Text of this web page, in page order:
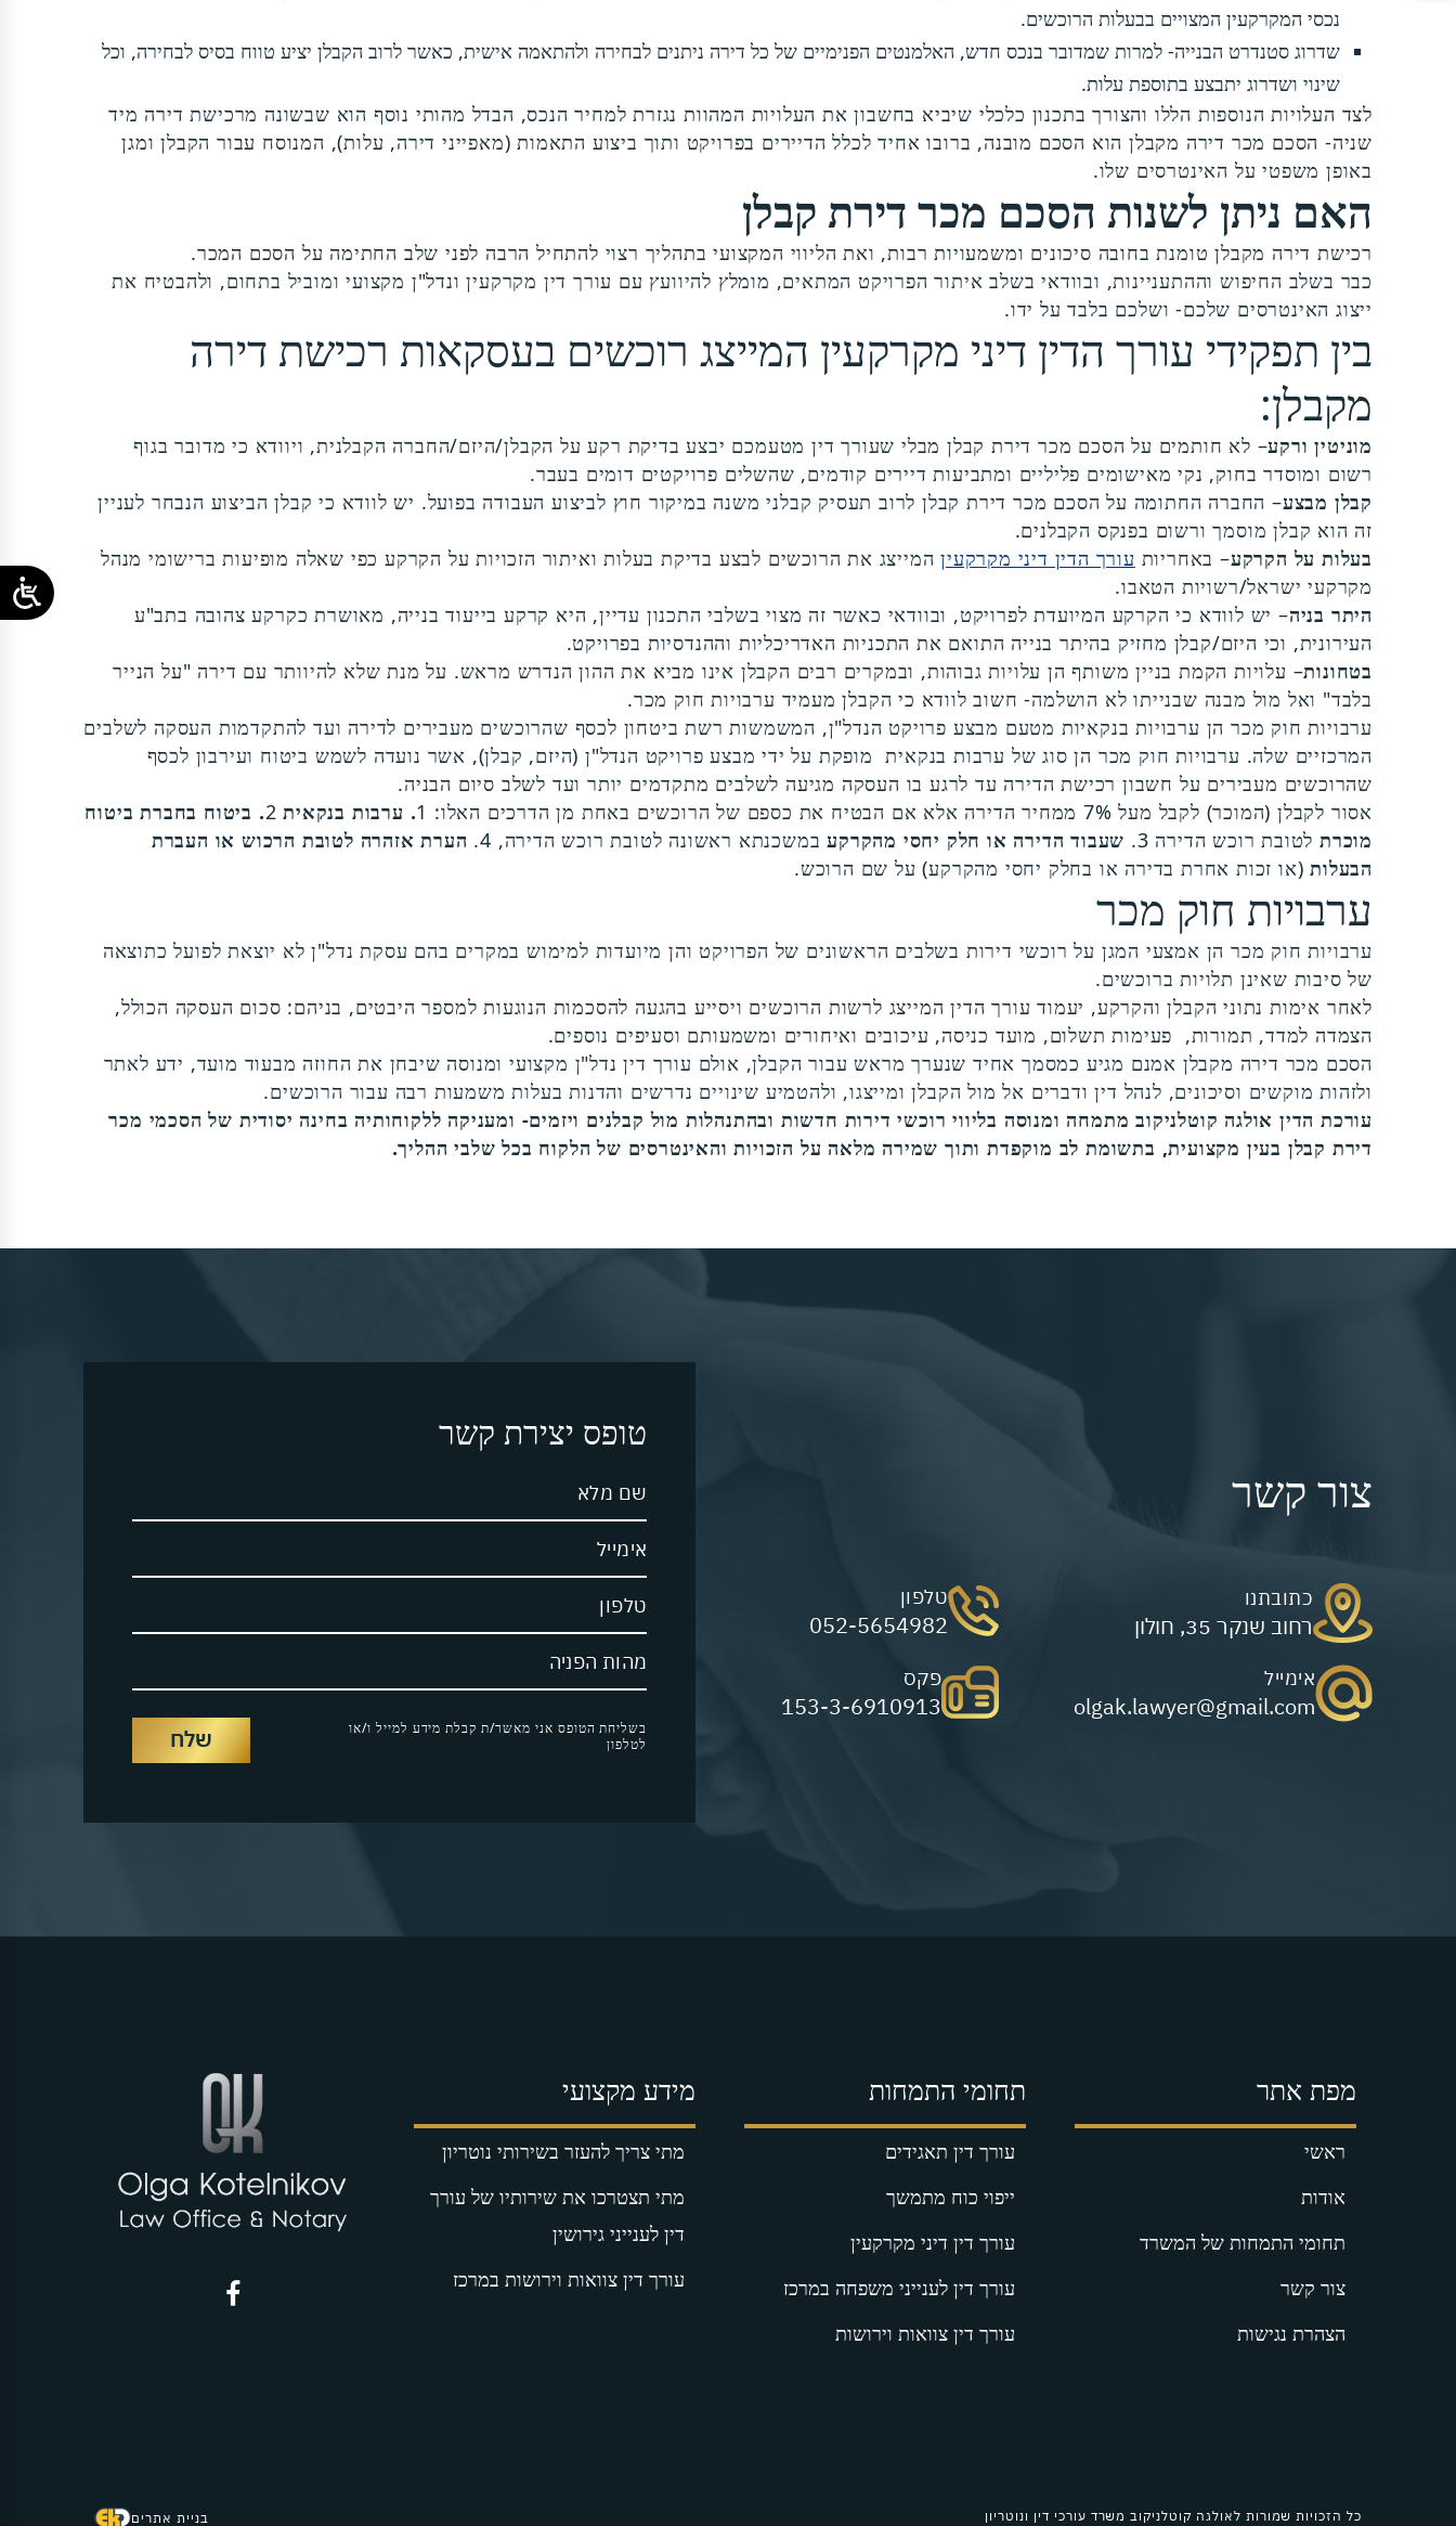
נכסי המקרקעין המצויים בבעלות הרוכשים.
שדרוג סטנדרט הבנייה- למרות שמדובר בנכס חדש, האלמנטים הפנימיים של כל דירה ניתנים לבחירה ולהתאמה אישית, כאשר לרוב הקבלן יציע טווח בסיס לבחירה, וכל
שינוי ושדרוג יתבצע בתוספת עלות.
לצד העלויות הנוספות הללו והצורך בתכנון כלכלי שיביא בחשבון את העלויות המהוות נגזרת למחיר הנכס, הבדל מהותי נוסף הוא שבשונה מרכישת דירה מיד
שניה- הסכם מכר דירה מקבלן הוא הסכם מובנה, ברובו אחיד לכלל הדיירים בפרויקט ותוך ביצוע התאמות (מאפייני דירה, עלות), המנוסח עבור הקבלן ומגן
באופן משפטי על האינטרסים שלו.
האם ניתן לשנות הסכם מכר דירת קבלן
רכישת דירה מקבלן טומנת בחובה סיכונים ומשמעויות רבות, ואת הליווי המקצועי בתהליך רצוי להתחיל הרבה לפני שלב החתימה על הסכם המכר.
כבר בשלב החיפוש וההתעניינות, ובוודאי בשלב איתור הפרויקט המתאים, מומלץ להיוועץ עם עורך דין מקרקעין ונדל"ן מקצועי ומוביל בתחום, ולהבטיח את
ייצוג האינטרסים שלכם- ושלכם בלבד על ידו.
בין תפקידי עורך הדין דיני מקרקעין המייצג רוכשים בעסקאות רכישת דירה
מקבלן:
מוניטין ורקע– לא חותמים על הסכם מכר דירת קבלן מבלי שעורך דין מטעמכם יבצע בדיקת רקע על הקבלן/היזם/החברה הקבלנית, ויוודא כי מדובר בגוף
רשום ומוסדר בחוק, נקי מאישומים פליליים ומתביעות דיירים קודמים, שהשלים פרויקטים דומים בעבר.
קבלן מבצע– החברה החתומה על הסכם מכר דירת קבלן לרוב תעסיק קבלני משנה במיקור חוץ לביצוע העבודה בפועל. יש לוודא כי קבלן הביצוע הנבחר לעניין
זה הוא קבלן מוסמך ורשום בפנקס הקבלנים.
בעלות על הקרקע– באחריות עורך הדין דיני מקרקעיןהמייצג את הרוכשים לבצע בדיקת בעלות ואיתור הזכויות על הקרקע כפי שאלה מופיעות ברישומי מנהל
מקרקעי ישראל/רשויות הטאבו.
היתר בניה– יש לוודא כי הקרקע המיועדת לפרויקט, ובוודאי כאשר זה מצוי בשלבי התכנון עדיין, היא קרקע בייעוד בנייה, מאושרת כקרקע צהובה בתב"ע
העירונית, וכי היזם/קבלן מחזיק בהיתר בנייה התואם את התכניות האדריכליות וההנדסיות בפרויקט.
בטחונות– עלויות הקמת בניין משותף הן עלויות גבוהות, ובמקרים רבים הקבלן אינו מביא את ההון הנדרש מראש. על מנת שלא להיוותר עם דירה "על הנייר
בלבד" ואל מול מבנה שבנייתו לא הושלמה- חשוב לוודא כי הקבלן מעמיד ערבויות חוק מכר.
ערבויות חוק מכר הן ערבויות בנקאיות מטעם מבצע פרויקט הנדל"ן, המשמשות רשת ביטחון לכסף שהרוכשים מעבירים לדירה ועד להתקדמות העסקה לשלבים
המרכזיים שלה. ערבויות חוק מכר הן סוג של ערבות בנקאית מופקת על ידי מבצע פרויקט הנדל"ן (היזם, קבלן), אשר נועדה לשמש ביטוח ועירבון לכסף
שהרוכשים מעבירים על חשבון רכישת הדירה עד לרגע בו העסקה מגיעה לשלבים מתקדמים יותר ועד לשלב סיום הבניה.
אסור לקבלן (המוכר) לקבל מעל 7% ממחיר הדירה אלא אם הבטיח את כספם של הרוכשים באחת מן הדרכים האלו: 1
. ערבות בנקאית2
. ביטוח בחברת ביטוח
מוכרת לטובת רוכש הדירה 3. שעבוד הדירה או חלק יחסי מהקרקעבמשכנתא ראשונה לטובת רוכש הדירה, 4. הערת אזהרה לטובת הרכוש או העברת
הבעלות(או זכות אחרת בדירה או בחלק יחסי מהקרקע) על שם הרוכש.
ערבויות חוק מכר
ערבויות חוק מכר הן אמצעי המגן על רוכשי דירות בשלבים הראשונים של הפרויקט והן מיועדות למימוש במקרים בהם עסקת נדל"ן לא יוצאת לפועל כתוצאה
של סיבות שאינן תלויות ברוכשים.
לאחר אימות נתוני הקבלן והקרקע, יעמוד עורך הדין המייצג לרשות הרוכשים ויסייע בהגעה להסכמות הנוגעות למספר היבטים, בניהם: סכום העסקה הכולל,
הצמדה למדד, תמורות, פעימות תשלום, מועד כניסה, עיכובים ואיחורים ומשמעותם וסעיפים נוספים.
הסכם מכר דירה מקבלן אמנם מגיע כמסמך אחיד שנערך מראש עבור הקבלן, אולם עורך דין נדל"ן מקצועי ומנוסה שיבחן את החוזה מבעוד מועד, ידע לאתר
ולזהות מוקשים וסיכונים, לנהל דין ודברים אל מול הקבלן ומייצגו, ולהטמיע שינויים נדרשים והדנות בעלות משמעות רבה עבור הרוכשים.
עורכת הדין אולגה קוטלניקוב מתמחה ומנוסה בליווי רוכשי דירות חדשות ובהתנהלות מול קבלנים ויזמים- ומעניקה ללקוחותיה בחינה יסודית של הסכמי מכר
דירת קבלן בעין מקצועית, בתשומת לב מוקפדת ותוך שמירה מלאה על הזכויות והאינטרסים של הלקוח בכל שלבי ההליך.
צור קשר
כתובתנו
רחוב שנקר 35, חולון
טלפון
052-5654982
אימייל
olgak.lawyer@gmail.com
פקס
153-3-6910913
טופס יצירת קשר
בשליחת הטופס אני מאשר/ת קבלת מידע למייל ו/או
לטלפון
מפת אתר
ראשי
אודות
תחומי התמחות של המשרד
צור קשר
הצהרת נגישות
תחומי התמחות
עורך דין תאגידים
ייפוי כוח מתמשך
עורך דין דיני מקרקעין
עורך דין לענייני משפחה במרכז
עורך דין צוואות וירושות
מידע מקצועי
מתי צריך להעזר בשירותי נוטריון
מתי תצטרכו את שירותיו של עורך
דין לענייני גירושין
עורך דין צוואות וירושות במרכז
כל הזכויות שמורות לאולגה קוטלניקוב משרד עורכי דין ונוטריון בניית אתרים